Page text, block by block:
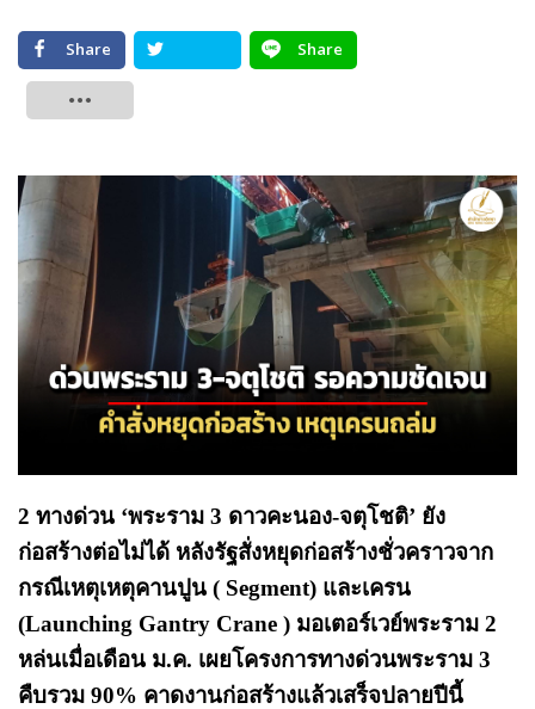
Share
Share
2 ทางด่วน ‘พระราม 3 ดาวคะนอง-จตุโชติ’ ยัง
ก่อสร้างต่อไม่ได้ หลังรัฐสั่งหยุดก่อสร้างชั่วคราวจาก
กรณีเหตุเหตุคานปูน ( Segment) และเครน
(Launching Gantry Crane ) มอเตอร์เวย์พระราม 2
หล่นเมื่อเดือน ม.ค. เผยโครงการทางด่วนพระราม 3
คืบรวม 90% คาดงานก่อสร้างแล้วเสร็จปลายปีนี้